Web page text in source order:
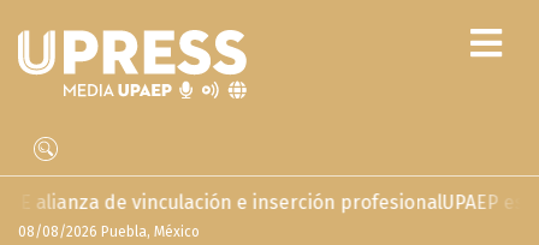
e inserción profesionalUPAEP estrena ‘Volar’,
08/08/2026 Puebla, México